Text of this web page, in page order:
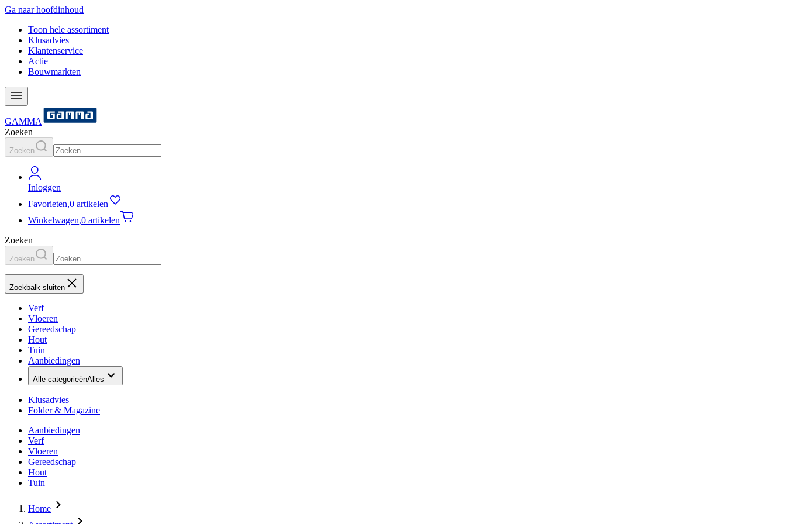
Ga naar hoofdinhoud
Toon hele assortiment
Klusadvies
Klantenservice
Actie
Bouwmarkten
GAMMA
Zoeken
Zoeken
Inloggen
Favorieten,0 artikelen
Winkelwagen,0 artikelen
Zoeken
Zoeken
Zoekbalk sluiten
Verf
Vloeren
Gereedschap
Hout
Tuin
Aanbiedingen
Alle categorieënAlles
Klusadvies
Folder & Magazine
Aanbiedingen
Verf
Vloeren
Gereedschap
Hout
Tuin
Home